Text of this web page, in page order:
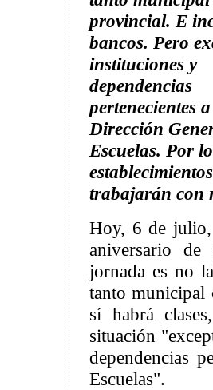
provincial. E
bancos. Pero
instituciones y
dependencias
pertenecientes
Dirección
Escuelas. Por
trabajarán con
Hoy, 6 de julio,
aniversario
jornada es no
tanto municipal
sí habrá
situación
dependencias
Escuelas".